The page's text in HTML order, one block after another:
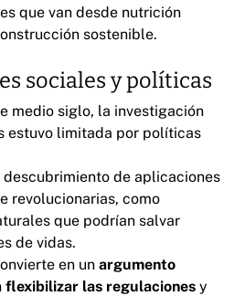
que van desde nutrición
sostenible.
sociales y políticas
medio siglo, la investigación
estuvo limitada por políticas
descubrimiento de aplicaciones
revolucionarias, como
que podrían salvar
de vidas.
en un argumento
flexibilizar las regulaciones y